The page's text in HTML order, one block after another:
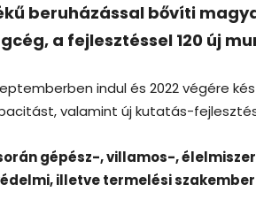
beruházással bővíti
a fejlesztéssel 120 új
indul és 2022 végére
valamint új kutatás-
gépész-, villamos-,
illetve termelési